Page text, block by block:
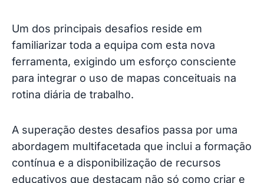
Um dos principais desafios reside em
familiarizar toda a equipa com esta nova
ferramenta, exigindo um esforço consciente
para integrar o uso de mapas conceituais na
rotina diária de trabalho.
A superação destes desafios passa por uma
abordagem multifacetada que inclui a formação
contínua e a disponibilização de recursos
educativos que destacam não só como criar e